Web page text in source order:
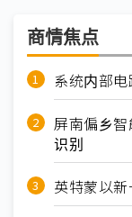
商情焦点
系统内部
屏南偏乡
识别
英特蒙以